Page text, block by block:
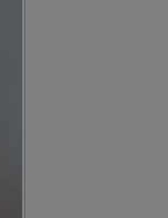
las
en Pozuelo para